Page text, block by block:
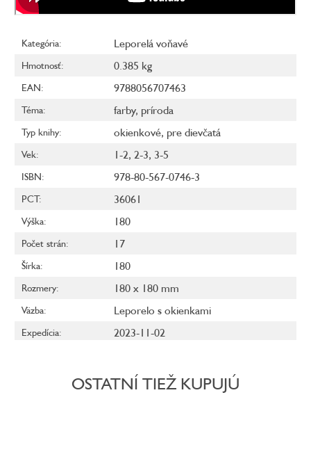
Kategória: Leporelá voňavé
Hmotnosť: 0.385 kg
EAN: 9788056707463
Téma: farby, príroda
Typ knihy: okienkové, pre dievčatá
Vek: 1-2, 2-3, 3-5
ISBN: 978-80-567-0746-3
PCT: 36061
Výška: 180
Počet strán: 17
Šírka: 180
Rozmery: 180 x 180 mm
Väzba: Leporelo s okienkami
Expedícia: 2023-11-02
OSTATNÍ TIEŽ KUPUJÚ